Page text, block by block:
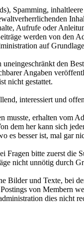
Spamming,
Aufrufe oder
werden von den
auf
den
Angaben
nicht gestattet.
interessiert und
musste, erhalten vom
dem her kann sich
besser ist, mal gar
Fragen bitte zuerst
nicht unnötig durch
Bilder und Texte, bei
von Membern
dies nicht